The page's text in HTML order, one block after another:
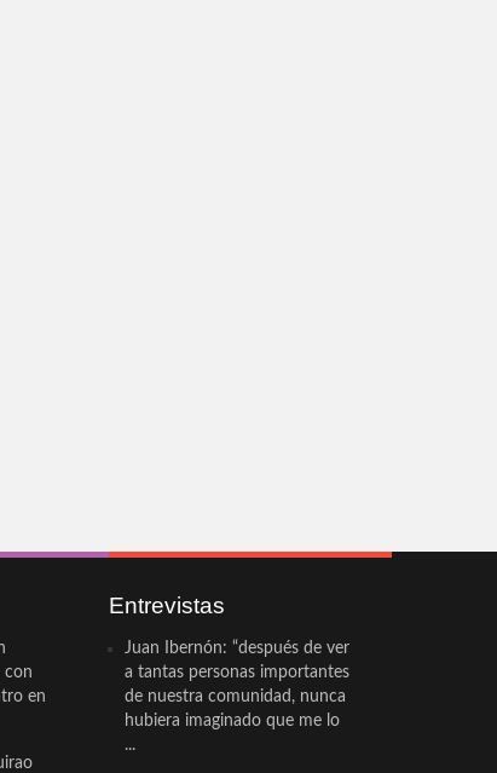
con
en
Entrevistas
Juan Ibernón: “después de ver
a tantas personas importantes
de nuestra comunidad, nunca
hubiera imaginado que me lo
...